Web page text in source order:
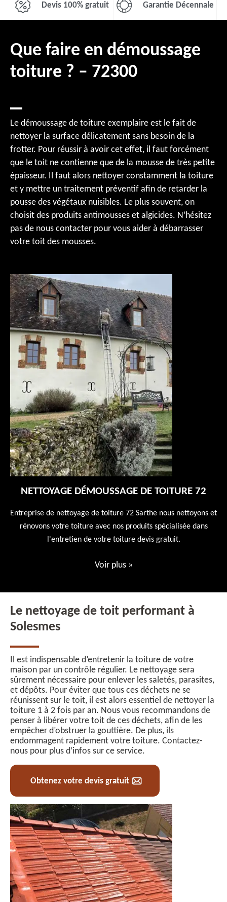
Devis 100% gratuit Garantie Décennale
Que faire en démoussage
toiture ? – 72300
Le démoussage de toiture exemplaire est le fait de
nettoyer la surface délicatement sans besoin de la
frotter. Pour réussir à avoir cet effet, il faut forcément
que le toit ne contienne que de la mousse de très petite
épaisseur. Il faut alors nettoyer constamment la toiture
et y mettre un traitement préventif afin de retarder la
pousse des végétaux nuisibles. Le plus souvent, on
choisit des produits antimousses et algicides. N’hésitez
pas de nous contacter pour vous aider à débarrasser
votre toit des mousses.
NETTOYAGE DÉMOUSSAGE DE TOITURE 72
Entreprise de nettoyage de toiture 72 Sarthe nous nettoyons et
rénovons votre toiture avec nos produits spécialisée dans
l'entretien de votre toiture devis gratuit.
Voir plus »
Le nettoyage de toit performant à
Solesmes
Il est indispensable d’entretenir la toiture de votre
maison par un contrôle régulier. Le nettoyage sera
sûrement nécessaire pour enlever les saletés, parasites,
et dépôts. Pour éviter que tous ces déchets ne se
réunissent sur le toit, il est alors essentiel de nettoyer la
toiture 1 à 2 fois par an. Nous vous recommandons de
penser à libérer votre toit de ces déchets, afin de les
empêcher d’obstruer la gouttière. De plus, ils
endommagent rapidement votre toiture. Contactez-
nous pour plus d’infos sur ce service.
Obtenez votre devis gratuit